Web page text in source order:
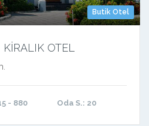
Butik Otel
OTEL
- 880 Oda S.: 20